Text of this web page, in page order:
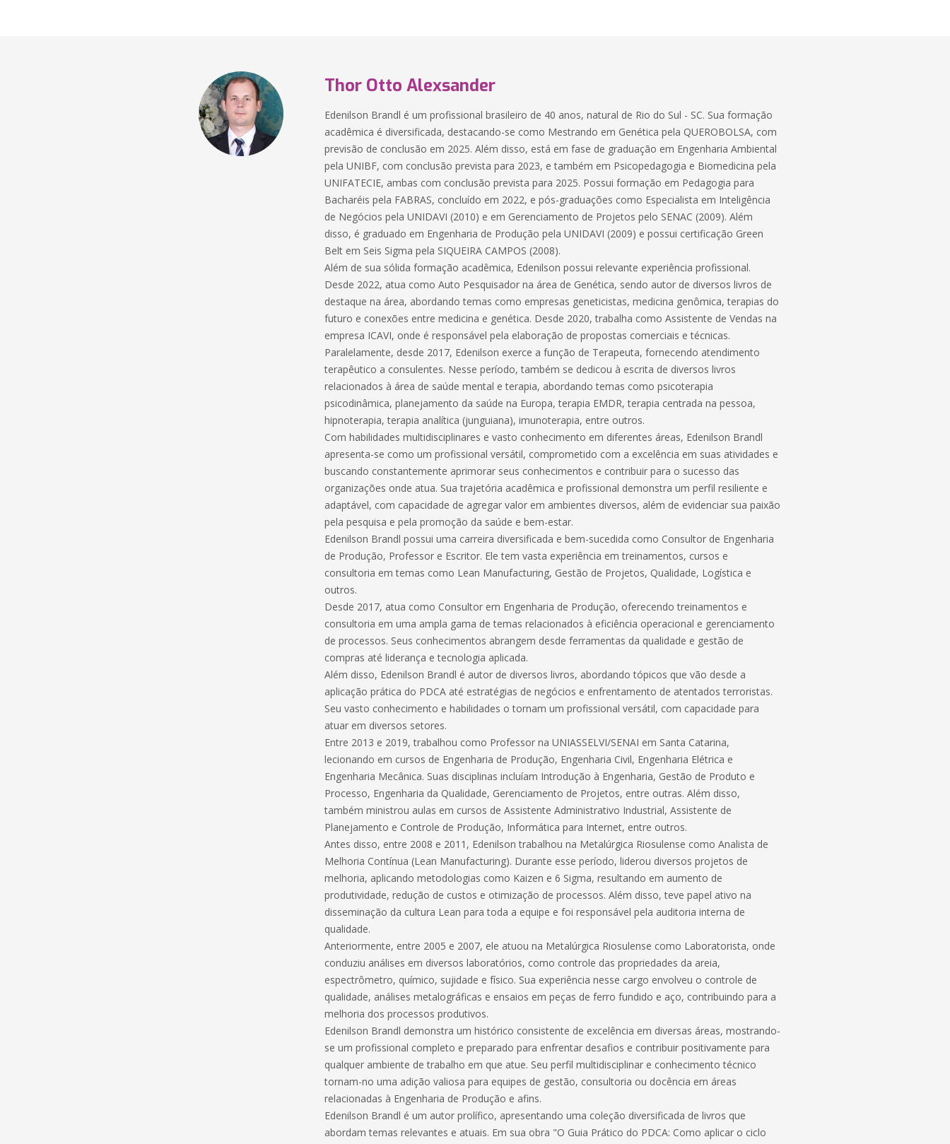
Thor Otto Alexsander
Edenilson Brandl é um profissional brasileiro de 40 anos, natural de Rio do Sul - SC. Sua formação
acadêmica é diversificada, destacando-se como Mestrando em Genética pela QUEROBOLSA, com
previsão de conclusão em 2025. Além disso, está em fase de graduação em Engenharia Ambiental
pela UNIBF, com conclusão prevista para 2023, e também em Psicopedagogia e Biomedicina pela
UNIFATECIE, ambas com conclusão prevista para 2025. Possui formação em Pedagogia para
Bacharéis pela FABRAS, concluído em 2022, e pós-graduações como Especialista em Inteligência
de Negócios pela UNIDAVI (2010) e em Gerenciamento de Projetos pelo SENAC (2009). Além
disso, é graduado em Engenharia de Produção pela UNIDAVI (2009) e possui certificação Green
Belt em Seis Sigma pela SIQUEIRA CAMPOS (2008).
Além de sua sólida formação acadêmica, Edenilson possui relevante experiência profissional.
Desde 2022, atua como Auto Pesquisador na área de Genética, sendo autor de diversos livros de
destaque na área, abordando temas como empresas geneticistas, medicina genômica, terapias do
futuro e conexões entre medicina e genética. Desde 2020, trabalha como Assistente de Vendas na
empresa ICAVI, onde é responsável pela elaboração de propostas comerciais e técnicas.
Paralelamente, desde 2017, Edenilson exerce a função de Terapeuta, fornecendo atendimento
terapêutico a consulentes. Nesse período, também se dedicou à escrita de diversos livros
relacionados à área de saúde mental e terapia, abordando temas como psicoterapia
psicodinâmica, planejamento da saúde na Europa, terapia EMDR, terapia centrada na pessoa,
hipnoterapia, terapia analítica (junguiana), imunoterapia, entre outros.
Com habilidades multidisciplinares e vasto conhecimento em diferentes áreas, Edenilson Brandl
apresenta-se como um profissional versátil, comprometido com a excelência em suas atividades e
buscando constantemente aprimorar seus conhecimentos e contribuir para o sucesso das
organizações onde atua. Sua trajetória acadêmica e profissional demonstra um perfil resiliente e
adaptável, com capacidade de agregar valor em ambientes diversos, além de evidenciar sua paixão
pela pesquisa e pela promoção da saúde e bem-estar.
Edenilson Brandl possui uma carreira diversificada e bem-sucedida como Consultor de Engenharia
de Produção, Professor e Escritor. Ele tem vasta experiência em treinamentos, cursos e
consultoria em temas como Lean Manufacturing, Gestão de Projetos, Qualidade, Logística e
outros.
Desde 2017, atua como Consultor em Engenharia de Produção, oferecendo treinamentos e
consultoria em uma ampla gama de temas relacionados à eficiência operacional e gerenciamento
de processos. Seus conhecimentos abrangem desde ferramentas da qualidade e gestão de
compras até liderança e tecnologia aplicada.
Além disso, Edenilson Brandl é autor de diversos livros, abordando tópicos que vão desde a
aplicação prática do PDCA até estratégias de negócios e enfrentamento de atentados terroristas.
Seu vasto conhecimento e habilidades o tornam um profissional versátil, com capacidade para
atuar em diversos setores.
Entre 2013 e 2019, trabalhou como Professor na UNIASSELVI/SENAI em Santa Catarina,
lecionando em cursos de Engenharia de Produção, Engenharia Civil, Engenharia Elétrica e
Engenharia Mecânica. Suas disciplinas incluíam Introdução à Engenharia, Gestão de Produto e
Processo, Engenharia da Qualidade, Gerenciamento de Projetos, entre outras. Além disso,
também ministrou aulas em cursos de Assistente Administrativo Industrial, Assistente de
Planejamento e Controle de Produção, Informática para Internet, entre outros.
Antes disso, entre 2008 e 2011, Edenilson trabalhou na Metalúrgica Riosulense como Analista de
Melhoria Contínua (Lean Manufacturing). Durante esse período, liderou diversos projetos de
melhoria, aplicando metodologias como Kaizen e 6 Sigma, resultando em aumento de
produtividade, redução de custos e otimização de processos. Além disso, teve papel ativo na
disseminação da cultura Lean para toda a equipe e foi responsável pela auditoria interna de
qualidade.
Anteriormente, entre 2005 e 2007, ele atuou na Metalúrgica Riosulense como Laboratorista, onde
conduziu análises em diversos laboratórios, como controle das propriedades da areia,
espectrômetro, químico, sujidade e físico. Sua experiência nesse cargo envolveu o controle de
qualidade, análises metalográficas e ensaios em peças de ferro fundido e aço, contribuindo para a
melhoria dos processos produtivos.
Edenilson Brandl demonstra um histórico consistente de excelência em diversas áreas, mostrando-
se um profissional completo e preparado para enfrentar desafios e contribuir positivamente para
qualquer ambiente de trabalho em que atue. Seu perfil multidisciplinar e conhecimento técnico
tornam-no uma adição valiosa para equipes de gestão, consultoria ou docência em áreas
relacionadas à Engenharia de Produção e afins.
Edenilson Brandl é um autor prolífico, apresentando uma coleção diversificada de livros que
abordam temas relevantes e atuais. Em sua obra "O Guia Prático do PDCA: Como aplicar o ciclo